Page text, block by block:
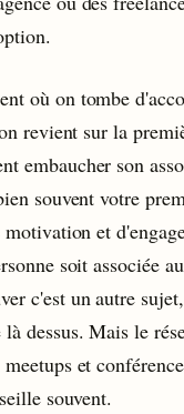
où on tombe
revient sur la
embaucher son
souvent votre
et
soit associée
c'est un autre
dessus. Mais le
et
souvent.